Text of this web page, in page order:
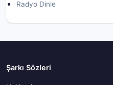
Radyo Dinle
Şarkı Sözleri